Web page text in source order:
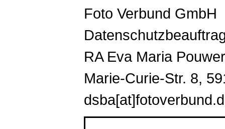
Foto Verbund GmbH
RA Eva Maria Pouwer
Marie-Curie-Str. 8,